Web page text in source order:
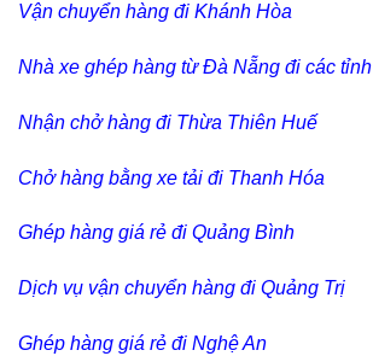
Vận chuyển hàng đi Khánh Hòa
Nhà xe ghép hàng từ Đà Nẵng đi các tỉnh
Nhận chở hàng đi Thừa Thiên Huế
Chở hàng bằng xe tải đi Thanh Hóa
Ghép hàng giá rẻ đi Quảng Bình
Dịch vụ vận chuyển hàng đi Quảng Trị
Ghép hàng giá rẻ đi Nghệ An